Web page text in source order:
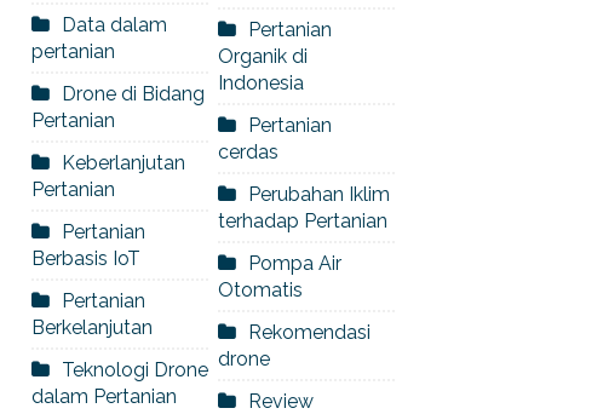
Data dalam
pertanian
Drone di Bidang
Pertanian
Keberlanjutan
Pertanian
Pertanian
Berbasis IoT
Pertanian
Berkelanjutan
Teknologi Drone
dalam Pertanian
Pertanian
Organik di
Indonesia
Pertanian
cerdas
Perubahan Iklim
terhadap Pertanian
Pompa Air
Otomatis
Rekomendasi
drone
Review